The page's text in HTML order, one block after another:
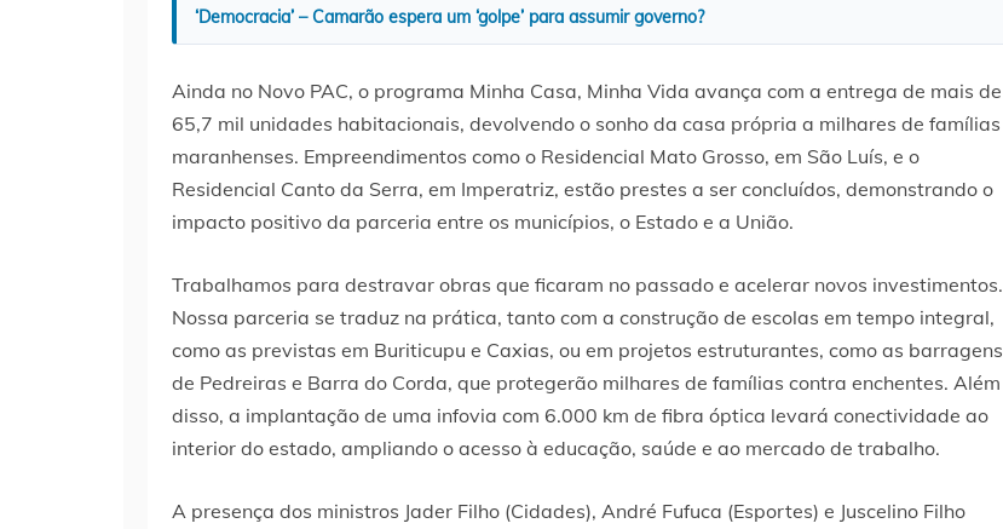
‘Democracia’ – Camarão espera um ‘golpe’ para assumir governo?
Ainda no Novo PAC, o programa Minha Casa, Minha Vida avança com a entrega de mais de
65,7 mil unidades habitacionais, devolvendo o sonho da casa própria a milhares de famílias
maranhenses. Empreendimentos como o Residencial Mato Grosso, em São Luís, e o
Residencial Canto da Serra, em Imperatriz, estão prestes a ser concluídos, demonstrando o
impacto positivo da parceria entre os municípios, o Estado e a União.
Trabalhamos para destravar obras que ficaram no passado e acelerar novos investimentos.
Nossa parceria se traduz na prática, tanto com a construção de escolas em tempo integral,
como as previstas em Buriticupu e Caxias, ou em projetos estruturantes, como as barragens
de Pedreiras e Barra do Corda, que protegerão milhares de famílias contra enchentes. Além
disso, a implantação de uma infovia com 6.000 km de fibra óptica levará conectividade ao
interior do estado, ampliando o acesso à educação, saúde e ao mercado de trabalho.
A presença dos ministros Jader Filho (Cidades), André Fufuca (Esportes) e Juscelino Filho